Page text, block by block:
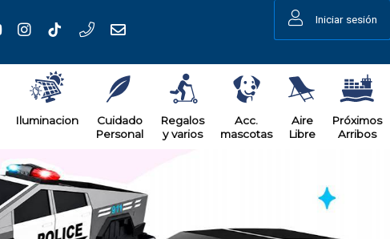
Iniciar sesión
Iluminacion
Cuidado
Personal
Regalos
y varios
Acc.
mascotas
Aire
Libre
Próximos
Arribos